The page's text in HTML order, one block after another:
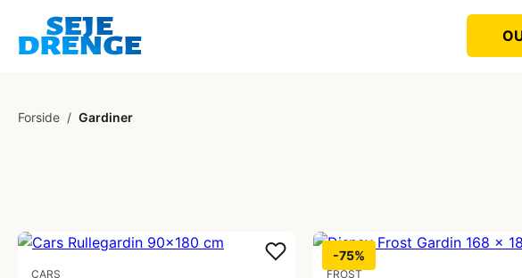
Forside / Gardiner
CARS
-75%
FROST